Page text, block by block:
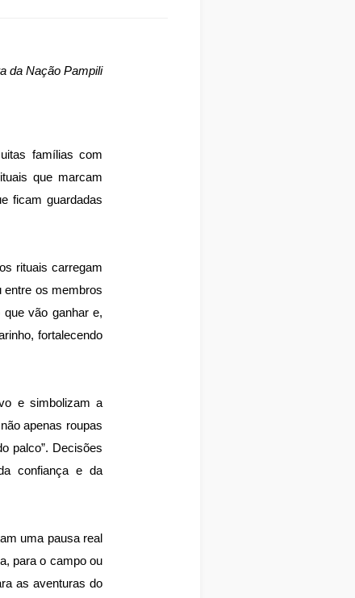
da Nação Pampili
famílias com
que marcam
ficam guardadas
rituais carregam
entre os membros
vão ganhar e,
fortalecendo
e simbolizam a
apenas roupas
palco”. Decisões
confiança e da
uma pausa real
para o campo ou
as aventuras do